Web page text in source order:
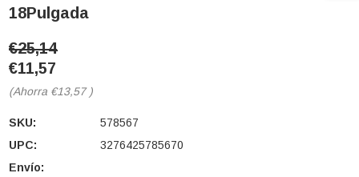
18Pulgada
€25,14
€11,57
(Ahorra €13,57 )
SKU:
578567
UPC:
3276425785670
Envío: